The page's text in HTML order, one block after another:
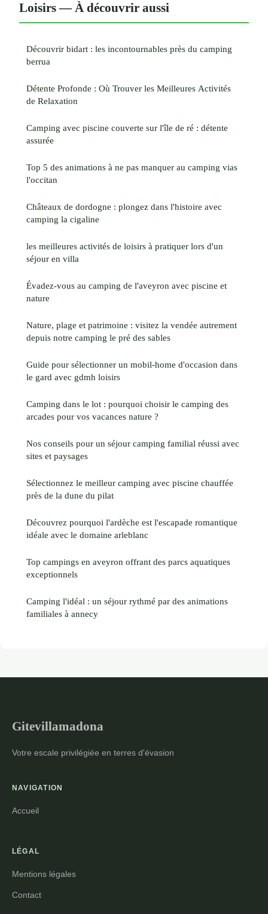
Loisirs — À découvrir aussi
Découvrir bidart : les incontournables près du camping
berrua
Détente Profonde : Où Trouver les Meilleures Activités
de Relaxation
Camping avec piscine couverte sur l'île de ré : détente
assurée
Top 5 des animations à ne pas manquer au camping vias
l'occitan
Châteaux de dordogne : plongez dans l'histoire avec
camping la cigaline
les meilleures activités de loisirs à pratiquer lors d'un
séjour en villa
Évadez-vous au camping de l'aveyron avec piscine et
nature
Nature, plage et patrimoine : visitez la vendée autrement
depuis notre camping le pré des sables
Guide pour sélectionner un mobil-home d'occasion dans
le gard avec gdmh loisirs
Camping dans le lot : pourquoi choisir le camping des
arcades pour vos vacances nature ?
Nos conseils pour un séjour camping familial réussi avec
sites et paysages
Sélectionnez le meilleur camping avec piscine chauffée
près de la dune du pilat
Découvrez pourquoi l'ardèche est l'escapade romantique
idéale avec le domaine arleblanc
Top campings en aveyron offrant des parcs aquatiques
exceptionnels
Camping l'idéal : un séjour rythmé par des animations
familiales à annecy
Gitevillamadona
Votre escale privilégiée en terres d'évasion
NAVIGATION
Accueil
LÉGAL
Mentions légales
Contact